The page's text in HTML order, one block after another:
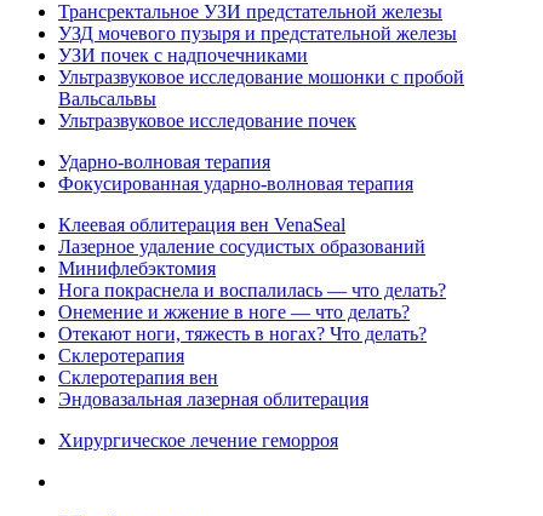
Трансректальное УЗИ предстательной железы
УЗД мочевого пузыря и предстательной железы
УЗИ почек с надпочечниками
Ультразвуковое исследование мошонки с пробой
Вальсальвы
Ультразвуковое исследование почек
Ударно-волновая терапия
Фокусированная ударно-волновая терапия
Клеевая облитерация вен VenaSeal
Лазерное удаление сосудистых образований
Минифлебэктомия
Нога покраснела и воспалилась — что делать?
Онемение и жжение в ноге — что делать?
Отекают ноги, тяжесть в ногах? Что делать?
Склеротерапия
Склеротерапия вен
Эндовазальная лазерная облитерация
Хирургическое лечение геморроя